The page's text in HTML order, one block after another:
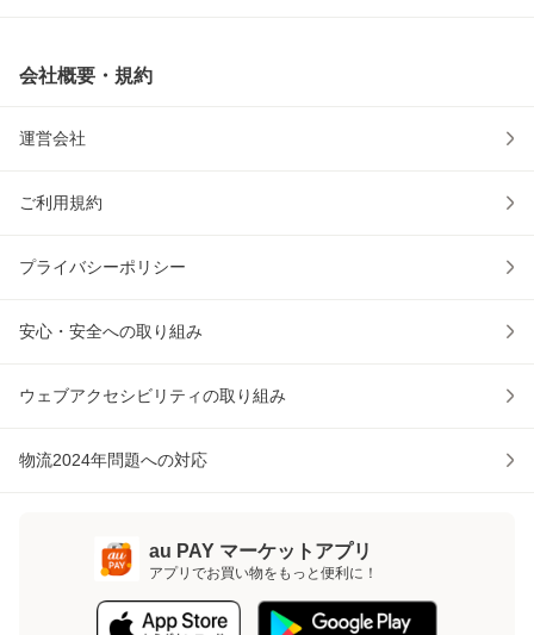
会社概要・規約
運営会社
ご利用規約
プライバシーポリシー
安心・安全への取り組み
ウェブアクセシビリティの取り組み
物流2024年問題への対応
au PAY マーケットアプリ
アプリでお買い物をもっと便利に！